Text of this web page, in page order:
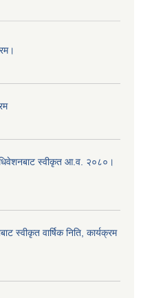
स्वीकृत आ.व. २०८०।
वार्षिक निति, कार्यक्रम